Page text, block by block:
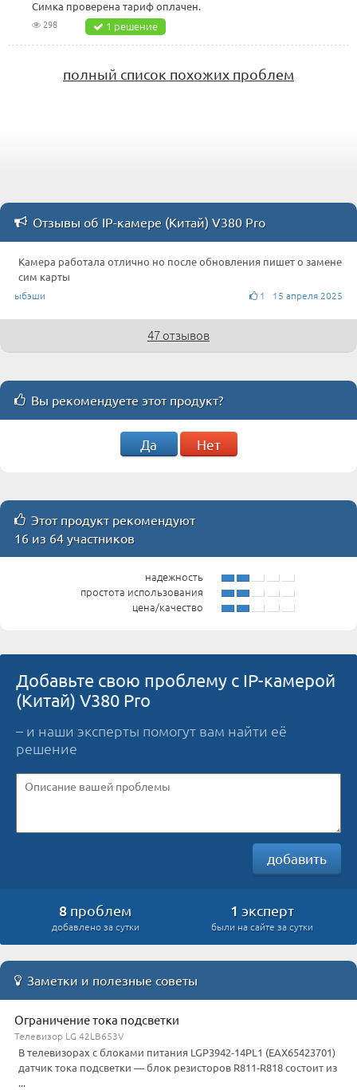
Симка проверена тариф оплачен.
298 1 решение
полный список похожих проблем
Отзывы об IP-камере (Китай) V380 Pro
Камера работала отлично но после обновления пишет о замене
сим карты
ыбэши 1 15 апреля 2025
47 отзывов
Вы рекомендуете этот продукт?
Да Нет
Этот продукт рекомендуют
16 из 64 участников
надежность
простота использования
цена/качество
Добавьте свою проблему с IP-камерой
(Китай) V380 Pro
– и наши эксперты помогут вам найти её
решение
добавить
8 проблем
добавлено за сутки
1 эксперт
были на сайте за сутки
Заметки и полезные советы
Ограничение тока подсветки
Телевизор LG 42LB653V
В телевизорах с блоками питания LGP3942-14PL1 (EAX65423701)
датчик тока подсветки — блок резисторов R811-R818 состоит из
...